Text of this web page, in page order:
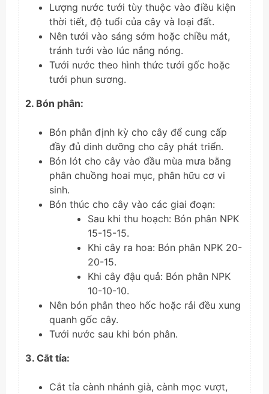
Lượng nước tưới tùy thuộc vào điều kiện
thời tiết, độ tuổi của cây và loại đất.
Nên tưới vào sáng sớm hoặc chiều mát,
tránh tưới vào lúc nắng nóng.
Tưới nước theo hình thức tưới gốc hoặc
tưới phun sương.
2. Bón phân:
Bón phân định kỳ cho cây để cung cấp
đầy đủ dinh dưỡng cho cây phát triển.
Bón lót cho cây vào đầu mùa mưa bằng
phân chuồng hoai mục, phân hữu cơ vi
sinh.
Bón thúc cho cây vào các giai đoạn:
Sau khi thu hoạch: Bón phân NPK
15-15-15.
Khi cây ra hoa: Bón phân NPK 20-
20-15.
Khi cây đậu quả: Bón phân NPK
10-10-10.
Nên bón phân theo hốc hoặc rải đều xung
quanh gốc cây.
Tưới nước sau khi bón phân.
3. Cắt tỉa:
Cắt tỉa cành nhánh già, cành mọc vượt,